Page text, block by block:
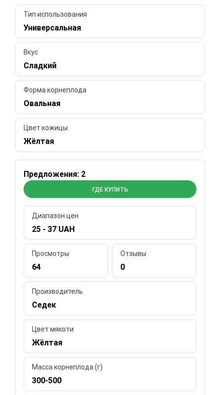
Тип использования
Универсальная
Вкус
Сладкий
Форма корнеплода
Овальная
Цвет кожицы
Жёлтая
Предложения: 2
ГДЕ КУПИТЬ
Диапазон цен
25 - 37 UAH
Просмотры
64
Отзывы
0
Производитель
Седек
Цвет мякоти
Жёлтая
Масса корнеплода (г)
300-500